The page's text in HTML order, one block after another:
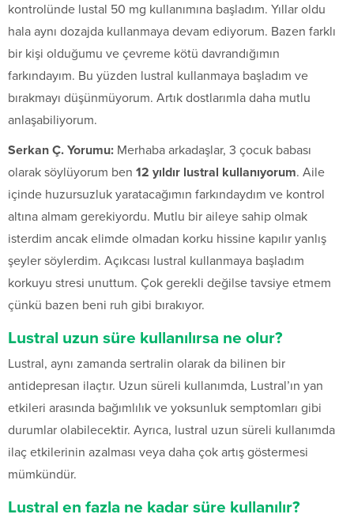
kontrolünde lustal 50 mg kullanımına başladım. Yıllar oldu
hala aynı dozajda kullanmaya devam ediyorum. Bazen farklı
bir kişi olduğumu ve çevreme kötü davrandığımın
farkındayım. Bu yüzden lustral kullanmaya başladım ve
bırakmayı düşünmüyorum. Artık dostlarımla daha mutlu
anlaşabiliyorum.
Serkan Ç. Yorumu: Merhaba arkadaşlar, 3 çocuk babası
olarak söylüyorum ben 12 yıldır lustral kullanıyorum. Aile
içinde huzursuzluk yaratacağımın farkındaydım ve kontrol
altına almam gerekiyordu. Mutlu bir aileye sahip olmak
isterdim ancak elimde olmadan korku hissine kapılır yanlış
şeyler söylerdim. Açıkcası lustral kullanmaya başladım
korkuyu stresi unuttum. Çok gerekli değilse tavsiye etmem
çünkü bazen beni ruh gibi bırakıyor.
Lustral uzun süre kullanılırsa ne olur?
Lustral, aynı zamanda sertralin olarak da bilinen bir
antidepresan ilaçtır. Uzun süreli kullanımda, Lustral’ın yan
etkileri arasında bağımlılık ve yoksunluk semptomları gibi
durumlar olabilecektir. Ayrıca, lustral uzun süreli kullanımda
ilaç etkilerinin azalması veya daha çok artış göstermesi
mümkündür.
Lustral en fazla ne kadar süre kullanılır?